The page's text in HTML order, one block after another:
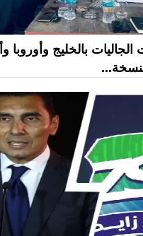
بالخليج وأوروبا